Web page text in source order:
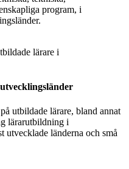
program, i
utbildade lärare, bland annat
lärarutbildning i
utvecklade länderna och små